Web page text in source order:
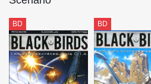
BD BD